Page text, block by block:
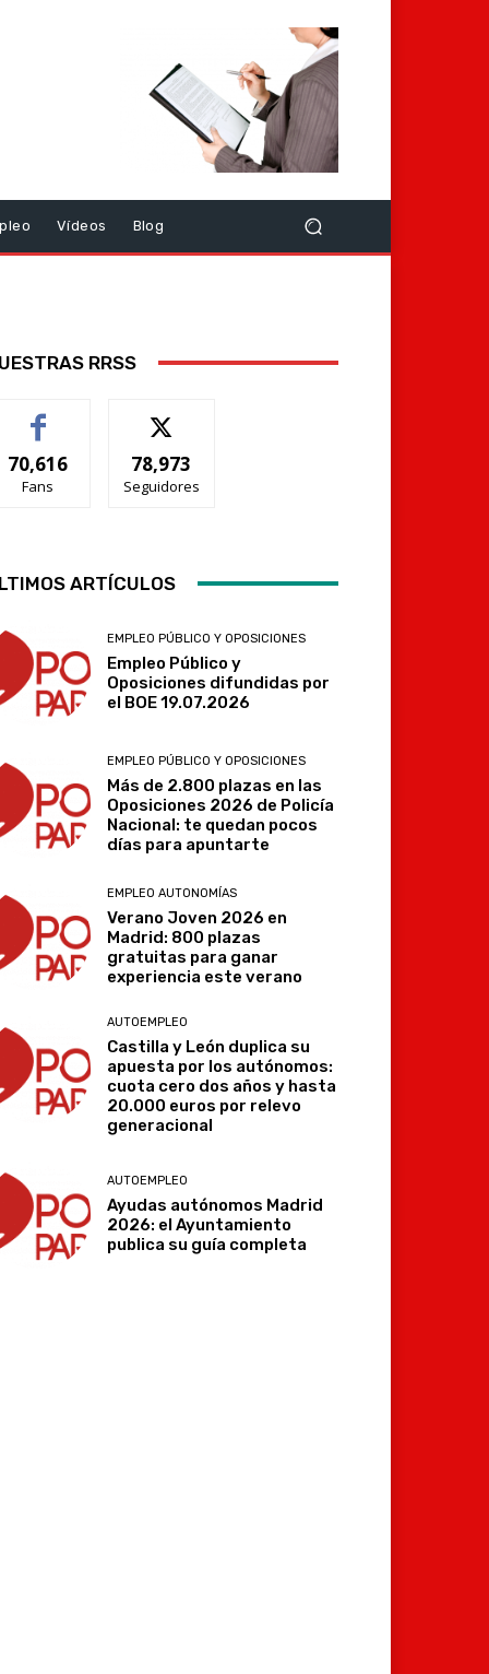
Vídeos Blog
Telegram
RRSS
70,616
Fans
78,973
Seguidores
ARTÍCULOS
EMPLEO PÚBLICO Y OPOSICIONES
Empleo Público y
Oposiciones difundidas por
el BOE 19.07.2026
EMPLEO PÚBLICO Y OPOSICIONES
Más de 2.800 plazas en las
Oposiciones 2026 de Policía
Nacional: te quedan pocos
días para apuntarte
EMPLEO AUTONOMÍAS
Verano Joven 2026 en
Madrid: 800 plazas
gratuitas para ganar
experiencia este verano
AUTOEMPLEO
Castilla y León duplica su
apuesta por los autónomos:
cuota cero dos años y hasta
20.000 euros por relevo
generacional
AUTOEMPLEO
Ayudas autónomos Madrid
2026: el Ayuntamiento
publica su guía completa